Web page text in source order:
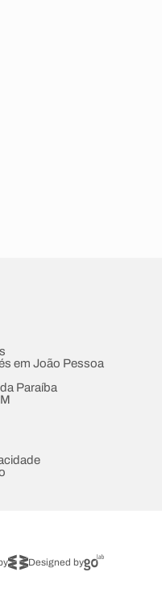
em João Pessoa
Paraíba
Designed by